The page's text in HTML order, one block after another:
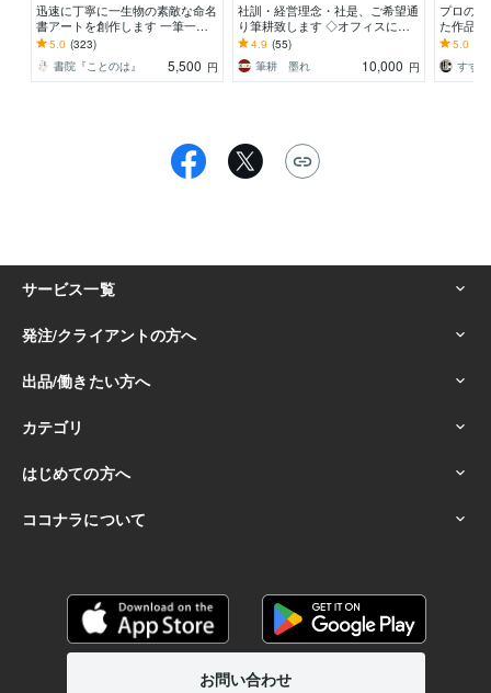
迅速に丁寧に一生物の素敵な命名
書アートを創作します 一筆一筆
に心を込めた手書き毛筆の魅力を
お子様のお誕生の記念に
5.0 (323)
書院『ことのは』
5,500 円
社訓・経営理念・社是、ご希望通
り筆耕致します ◇オフィスに印
象強く心に響く手書きの筆文字は
いかがですか？
4.9 (55)
筆耕 墨れ
10,000 円
プロの
た作品
字から
墨絵ご
5.0
すず